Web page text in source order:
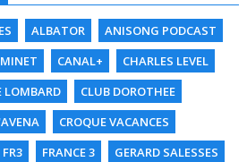
ALBATOR
ANISONG PODCAST
CANAL+
CHARLES LEVEL
LOMBARD
CLUB DOROTHEE
CROQUE VACANCES
FR3 FRANCE 3
GERARD SALESSES